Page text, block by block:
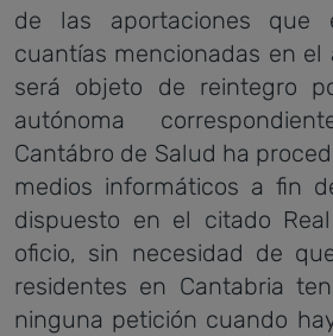
de las aportaciones que
cuantías mencionadas en el
será objeto de reintegro
autónoma
Cantábro de Salud ha
medios informáticos a fin
dispuesto en el citado
oficio, sin necesidad de
residentes en Cantabria
ninguna petición cuando